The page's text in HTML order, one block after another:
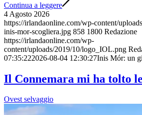
Continua a leggere
4 Agosto 2026
https://irlandaonline.com/wp-content/
inis-mor-scogliera.jpg 858 1800 Redazione
https://irlandaonline.com/wp-
content/uploads/2019/10/logo_IOL.png
07:35:222026-08-04 12:30:27Inis Mór: un
Il Connemara mi ha tolto
Ovest selvaggio